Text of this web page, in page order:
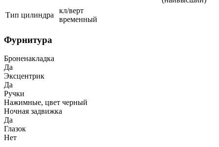
Тип цилиндра
кл/верт
временный
Фурнитура
Броненакладка
Да
Эксцентрик
Да
Ручки
Нажимные, цвет черный
Ночная задвижка
Да
Глазок
Нет